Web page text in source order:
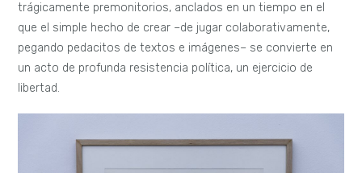
trágicamente premonitorios, anclados en un tiempo en el
que el simple hecho de crear –de jugar colaborativamente,
pegando pedacitos de textos e imágenes– se convierte en
un acto de profunda resistencia política, un ejercicio de
libertad.